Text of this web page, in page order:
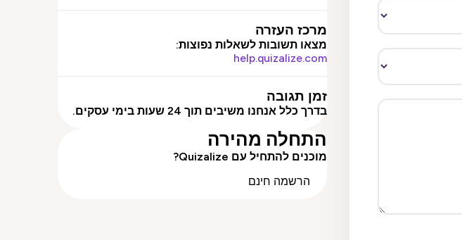
מרכז העזרה
מצאו תשובות לשאלות נפוצות:
help.quizalize.com
זמן תגובה
בדרך כלל אנחנו משיבים תוך 24 שעות בימי עסקים.
התחלה מהירה
מוכנים להתחיל עם Quizalize?
הרשמה חינם